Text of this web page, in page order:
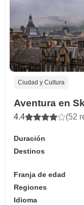
Ciudad y Cultura
Aventura en
4.4 (52
Duración
Destinos
Franja de edad
Regiones
Idioma